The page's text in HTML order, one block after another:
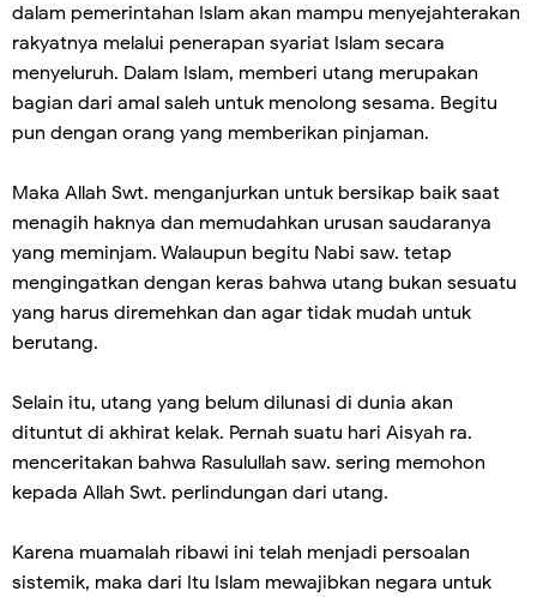
dalam pemerintahan Islam akan mampu menyejahterakan
rakyatnya melalui penerapan syariat Islam secara
menyeluruh. Dalam Islam, memberi utang merupakan
bagian dari amal saleh untuk menolong sesama. Begitu
pun dengan orang yang memberikan pinjaman.
Maka Allah Swt. menganjurkan untuk bersikap baik saat
menagih haknya dan memudahkan urusan saudaranya
yang meminjam. Walaupun begitu Nabi saw. tetap
mengingatkan dengan keras bahwa utang bukan sesuatu
yang harus diremehkan dan agar tidak mudah untuk
berutang.
Selain itu, utang yang belum dilunasi di dunia akan
dituntut di akhirat kelak. Pernah suatu hari Aisyah ra.
menceritakan bahwa Rasulullah saw. sering memohon
kepada Allah Swt. perlindungan dari utang.
Karena muamalah ribawi ini telah menjadi persoalan
sistemik, maka dari Itu Islam mewajibkan negara untuk